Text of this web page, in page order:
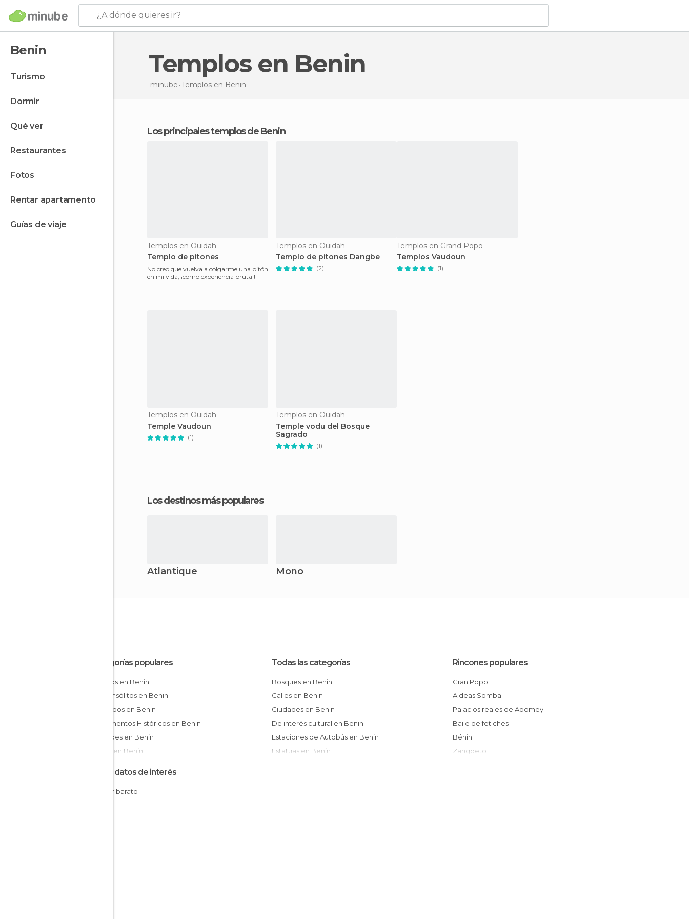
¿A dónde quieres ir?
Benin
turismo
dormir
qué ver
restaurantes
fotos
rentar apartamento
guías de viaje
Templos en Benin
minube Templos en Benin
Los principales templos de Benin
Templos en Ouidah
Templo de pitones
No creo que vuelva a colgarme una pitón
en mi vida, ¡como experiencia brutal!
Templos en Ouidah
Templo de pitones Dangbe
(2)
Templos en Grand Popo
Templos Vaudoun
(1)
Templos en Ouidah
Temple Vaudoun
(1)
Templos en Ouidah
Temple vodu del Bosque
Sagrado
(1)
Los destinos más populares
Atlantique Mono
Categorías populares
Pueblos en Benin
Sitios insólitos en Benin
Mercados en Benin
Monumentos Históricos en Benin
Ciudades en Benin
Playas en Benin
Todas las categorías
Bosques en Benin
Calles en Benin
Ciudades en Benin
De interés cultural en Benin
Estaciones de Autobús en Benin
Estatuas en Benin
Rincones populares
Gran Popo
Aldeas Somba
Palacios reales de Abomey
Baile de fetiches
Bénin
Zangbeto
Otros datos de interés
Dormir barato